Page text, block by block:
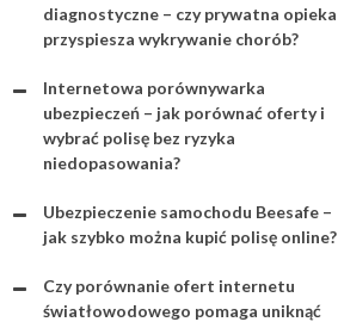
diagnostyczne – czy prywatna opieka
przyspiesza wykrywanie chorób?
Internetowa porównywarka
ubezpieczeń – jak porównać oferty i
wybrać polisę bez ryzyka
niedopasowania?
Ubezpieczenie samochodu Beesafe –
jak szybko można kupić polisę online?
Czy porównanie ofert internetu
światłowodowego pomaga uniknąć